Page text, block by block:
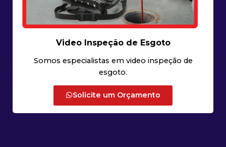
Video Inspeção de Esgoto
Somos especialistas em video inspeção de
esgoto.
Solicite um Orçamento